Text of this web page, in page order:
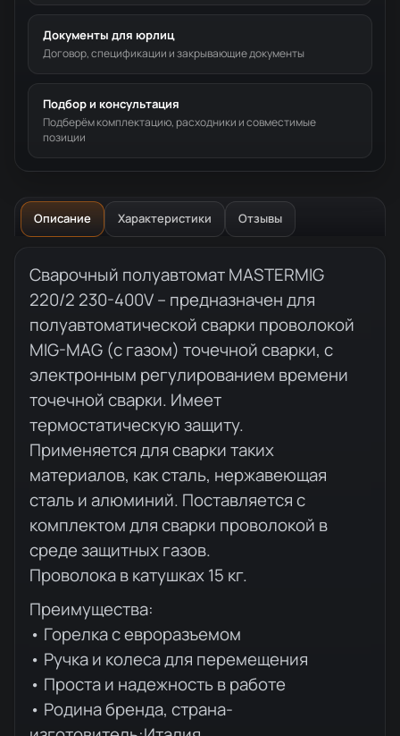
Документы для юрлиц
Договор, спецификации и закрывающие документы
Подбор и консультация
Подберём комплектацию, расходники и совместимые
позиции
Описание Характеристики Отзывы
Описание товара
Сварочный полуавтомат MASTERMIG
220/2 230-400V – предназначен для
полуавтоматической сварки проволокой
MIG-MAG (с газом) точечной сварки, с
электронным регулированием времени
точечной сварки. Имеет
термостатическую защиту.
Применяется для сварки таких
материалов, как сталь, нержавеющая
сталь и алюминий. Поставляется с
комплектом для сварки проволокой в
среде защитных газов.
Проволока в катушках 15 кг.
Преимущества:
• Горелка с евроразъемом
• Ручка и колеса для перемещения
• Проста и надежность в работе
• Родина бренда, страна-